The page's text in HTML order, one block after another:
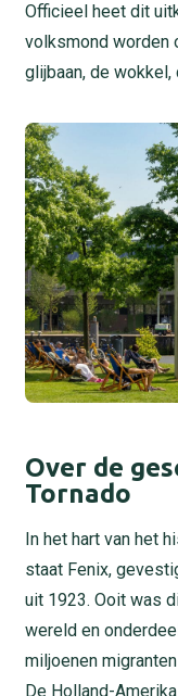
Officieel heet dit
volksmond worden
glijbaan, de
Over de
Tornado
In het hart van het
staat Fenix,
uit 1923. Ooit was
wereld en
miljoenen
De Holland-